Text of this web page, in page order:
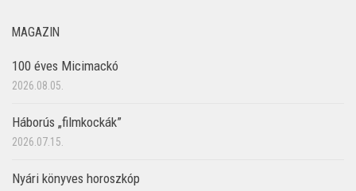
MAGAZIN
100 éves Micimackó
2026.08.05.
Háborús „filmkockák”
2026.07.15.
Nyári könyves horoszkóp